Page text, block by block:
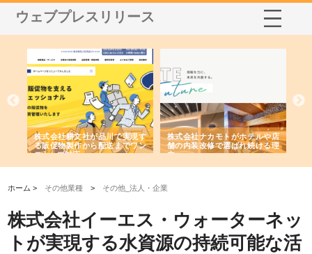
ウェブプレスリリース
株式会社耕文社が品川で実現す
る販促物製作から配送までワン
ストップ対応
株式会社ナカモトがホテルや店
舗の内装改修で選ばれ続ける理
由
ホーム > その他業種 > その他_法人・企業
株式会社イーエス・ウォーターネッ
トが実現する水資源の持続可能な活